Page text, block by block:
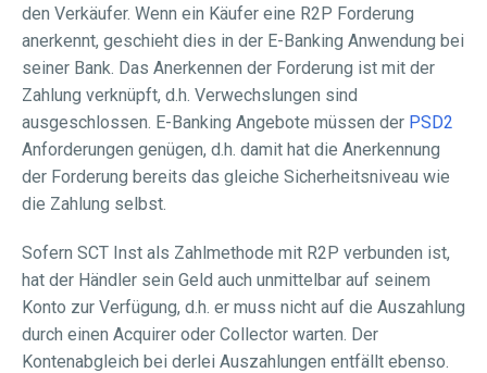
den Verkäufer. Wenn ein Käufer eine R2P Forderung
anerkennt, geschieht dies in der E-Banking Anwendung bei
seiner Bank. Das Anerkennen der Forderung ist mit der
Zahlung verknüpft, d.h. Verwechslungen sind
ausgeschlossen. E-Banking Angebote müssen der PSD2
Anforderungen genügen, d.h. damit hat die Anerkennung
der Forderung bereits das gleiche Sicherheitsniveau wie
die Zahlung selbst.
Sofern SCT Inst als Zahlmethode mit R2P verbunden ist,
hat der Händler sein Geld auch unmittelbar auf seinem
Konto zur Verfügung, d.h. er muss nicht auf die Auszahlung
durch einen Acquirer oder Collector warten. Der
Kontenabgleich bei derlei Auszahlungen entfällt ebenso.